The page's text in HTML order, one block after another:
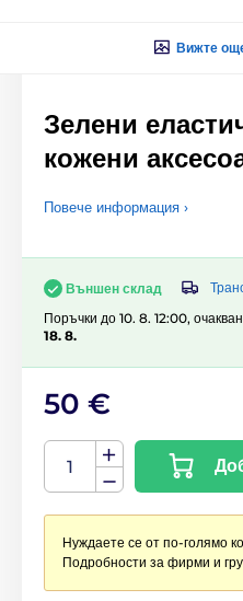
Вижте
Зелени
кожени
Повече информация ›
Външен склад
Поръчки до 10. 8. 12:00,
18. 8.
50 €
Нуждаете се от по-голямо
Подробности за фирми и